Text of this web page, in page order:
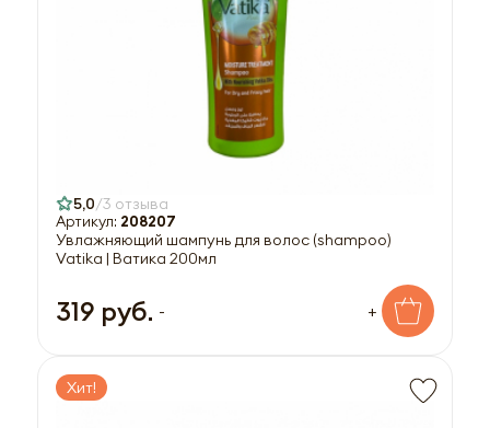
5,0 3 отзыва
Артикул: 208207
Увлажняющий шампунь для волос (shampoo)
Vatika | Ватика 200мл
319 руб. - +
Хит!